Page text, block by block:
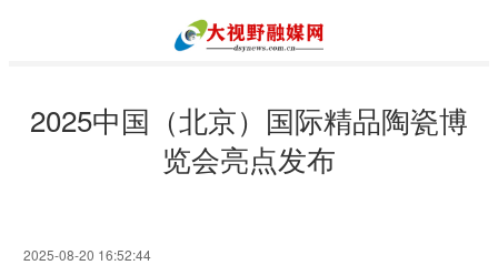
2025中国（北京）国际精品陶瓷博
览会亮点发布
2025-08-20 16:52:44